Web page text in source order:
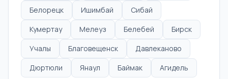
Белорецк
Ишимбай
Сибай
Кумертау
Мелеуз Белебей
Бирск
Учалы
Благовещенск
Давлеканово
Дюртюли
Янаул Баймак Агидель